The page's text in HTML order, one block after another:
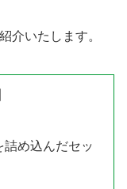
介いたします。
め込んだセッ